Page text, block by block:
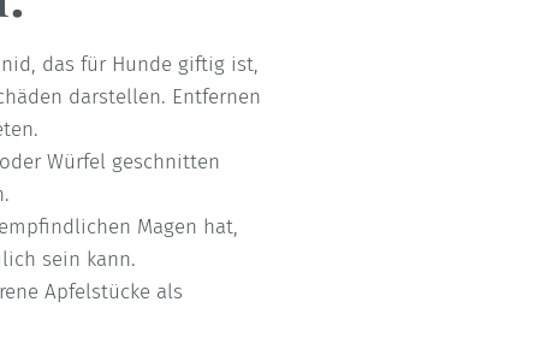
das für Hunde giftig ist,
darstellen. Entfernen
Würfel geschnitten
Magen hat,
sein kann.
Apfelstücke als